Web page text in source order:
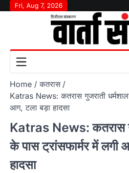
SkipFri, Aug 7, 2026
Home
कतरास
Katras News: कतरास गुजराती
आग, टला बड़ा हादसा
Katras News: कतरास
के पास ट्रांसफार्मर में लगी
हादसा